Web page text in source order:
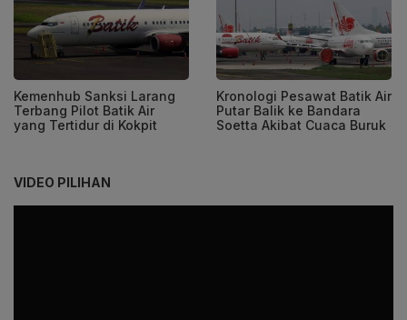
Kemenhub Sanksi Larang
Terbang Pilot Batik Air
yang Tertidur di Kokpit
Kronologi Pesawat Batik Air
Putar Balik ke Bandara
Soetta Akibat Cuaca Buruk
VIDEO PILIHAN